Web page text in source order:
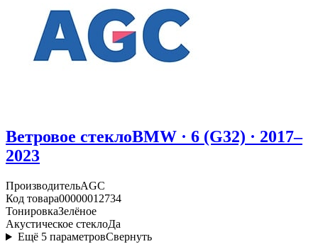
Ветровое стеклоBMW · 6 (G32) · 2017–
2023
ПроизводительAGC
Код товара00000012734
ТонировкаЗелёное
Акустическое стеклоДа
Ещё 5 параметровСвернуть